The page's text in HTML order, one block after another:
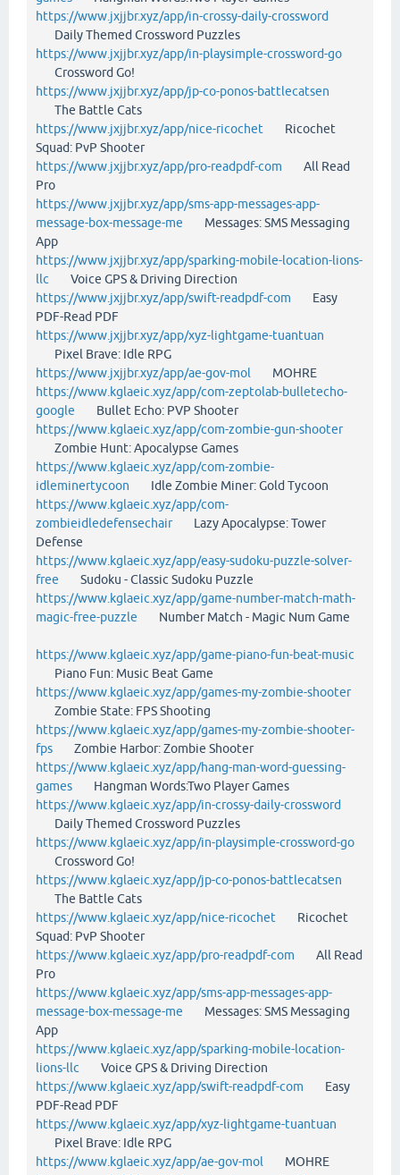
https://www.jxjjbr.xyz/app/in-crossy-daily-crossword
Daily Themed Crossword Puzzles
https://www.jxjjbr.xyz/app/in-playsimple-crossword-go
Crossword Go!
https://www.jxjjbr.xyz/app/jp-co-ponos-battlecatsen
The Battle Cats
https://www.jxjjbr.xyz/app/nice-ricochet Ricochet
Squad: PvP Shooter
https://www.jxjjbr.xyz/app/pro-readpdf-com All Read
Pro
https://www.jxjjbr.xyz/app/sms-app-messages-app-
message-box-message-me Messages: SMS Messaging
App
https://www.jxjjbr.xyz/app/sparking-mobile-location-lions-
llc Voice GPS & Driving Direction
https://www.jxjjbr.xyz/app/swift-readpdf-com Easy
PDF-Read PDF
https://www.jxjjbr.xyz/app/xyz-lightgame-tuantuan
Pixel Brave: Idle RPG
https://www.jxjjbr.xyz/app/ae-gov-mol MOHRE
https://www.kglaeic.xyz/app/com-zeptolab-bulletecho-
google Bullet Echo: PVP Shooter
https://www.kglaeic.xyz/app/com-zombie-gun-shooter
Zombie Hunt: Apocalypse Games
https://www.kglaeic.xyz/app/com-zombie-
idleminertycoon Idle Zombie Miner: Gold Tycoon
https://www.kglaeic.xyz/app/com-
zombieidledefensechairLazy Apocalypse: Tower
Defense
https://www.kglaeic.xyz/app/easy-sudoku-puzzle-solver-
free Sudoku - Classic Sudoku Puzzle
https://www.kglaeic.xyz/app/game-number-match-math-
magic-free-puzzle Number Match - Magic Num Game
https://www.kglaeic.xyz/app/game-piano-fun-beat-music
Piano Fun: Music Beat Game
https://www.kglaeic.xyz/app/games-my-zombie-shooter
Zombie State: FPS Shooting
https://www.kglaeic.xyz/app/games-my-zombie-shooter-
fps Zombie Harbor: Zombie Shooter
https://www.kglaeic.xyz/app/hang-man-word-guessing-
games Hangman Words:Two Player Games
https://www.kglaeic.xyz/app/in-crossy-daily-crossword
Daily Themed Crossword Puzzles
https://www.kglaeic.xyz/app/in-playsimple-crossword-go
Crossword Go!
https://www.kglaeic.xyz/app/jp-co-ponos-battlecatsen
The Battle Cats
https://www.kglaeic.xyz/app/nice-ricochet Ricochet
Squad: PvP Shooter
https://www.kglaeic.xyz/app/pro-readpdf-com All Read
Pro
https://www.kglaeic.xyz/app/sms-app-messages-app-
message-box-message-me Messages: SMS Messaging
App
https://www.kglaeic.xyz/app/sparking-mobile-location-
lions-llc Voice GPS & Driving Direction
https://www.kglaeic.xyz/app/swift-readpdf-com Easy
PDF-Read PDF
https://www.kglaeic.xyz/app/xyz-lightgame-tuantuan
Pixel Brave: Idle RPG
https://www.kglaeic.xyz/app/ae-gov-mol MOHRE